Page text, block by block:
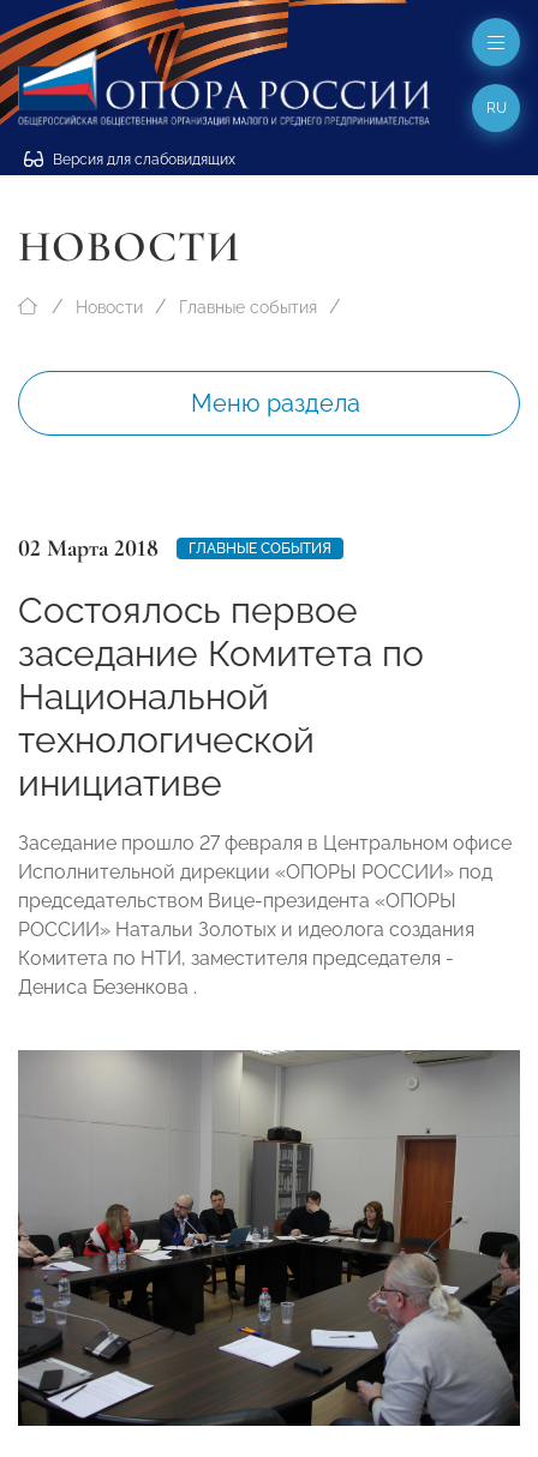
Версия для слабовидящих
RU
НОВОСТИ
Новости Главные события
Меню раздела
02 Марта 2018 ГЛАВНЫЕ СОБЫТИЯ
Состоялось первое
заседание Комитета по
Национальной
технологической
инициативе
Заседание прошло 27 февраля в Центральном офисе
Исполнительной дирекции «ОПОРЫ РОССИИ» под
председательством Вице-президента «ОПОРЫ
РОССИИ» Натальи Золотых и идеолога создания
Комитета по НТИ, заместителя председателя -
Дениса Безенкова .